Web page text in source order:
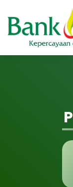
to
Content